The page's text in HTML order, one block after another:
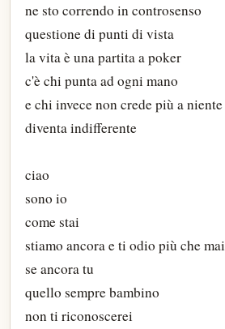
ne sto correndo in controsenso
questione di punti di vista
la vita è una partita a poker
c'è chi punta ad ogni mano
e chi invece non crede più a niente
diventa indifferente
ciao
sono io
come stai
stiamo ancora e ti odio più che mai
se ancora tu
quello sempre bambino
non ti riconoscerei